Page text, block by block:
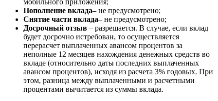
мобильного приложения;
Пополнение вклада–не предусмотрено;
Снятие части вклада–не предусмотрено;
Досрочный отзыв – разрешается. В случае, если вклад
будет досрочно истребован, то осуществляется
перерасчет выплаченных авансом процентов за
неполные 12 месяцев нахождения денежных средств во
вкладе (относительно даты последних выплаченных
авансом процентов), исходя из расчета 3% годовых. При
этом, разница между выплаченными и расчетными
процентами вычитается из суммы вклада.